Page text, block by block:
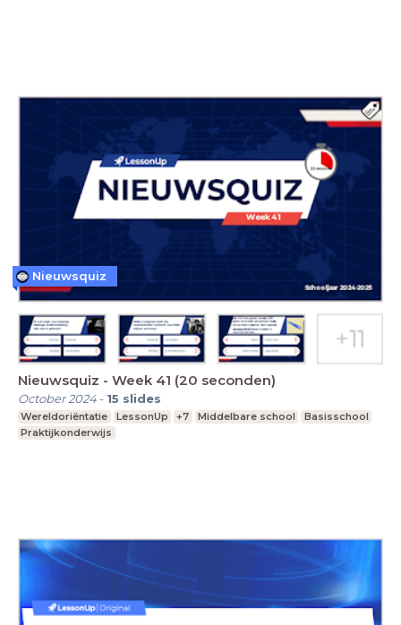
Nieuwsquiz - Week 41 (20 seconden)
October 2024- 15 slides
Wereldoriëntatie LessonUp +7 Middelbare school
Basisschool
Praktijkonderwijs
Nieuwsquiz